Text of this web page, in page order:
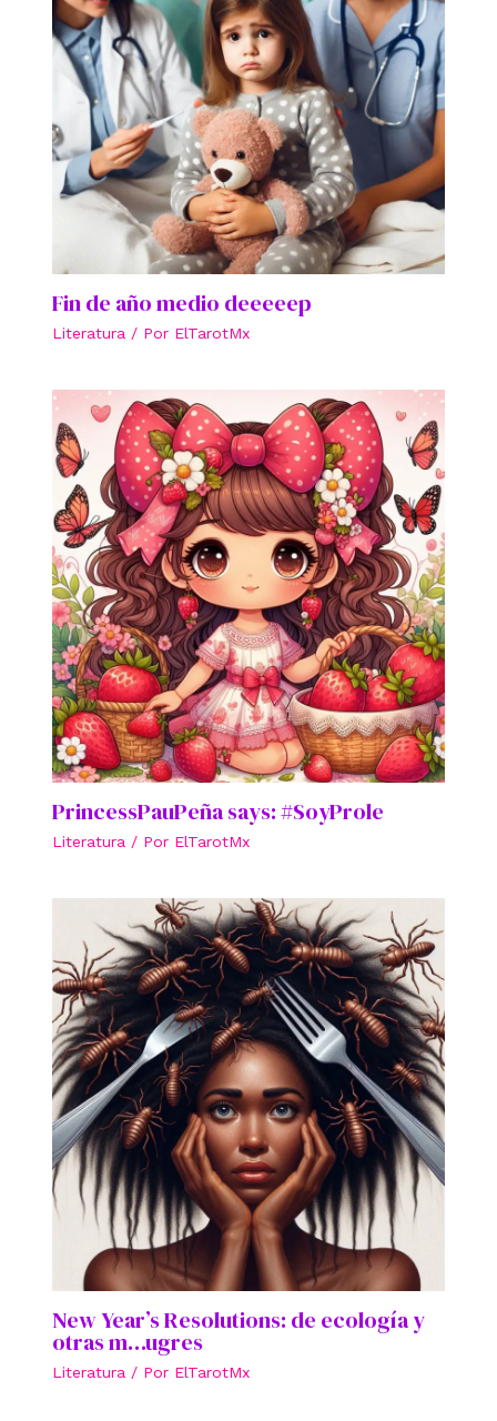
Fin de año medio deeeeep
Literatura / Por ElTarotMx
PrincessPauPeña says: #SoyProle
Literatura / Por ElTarotMx
New Year’s Resolutions: de ecología y
otras m…ugres
Literatura / Por ElTarotMx